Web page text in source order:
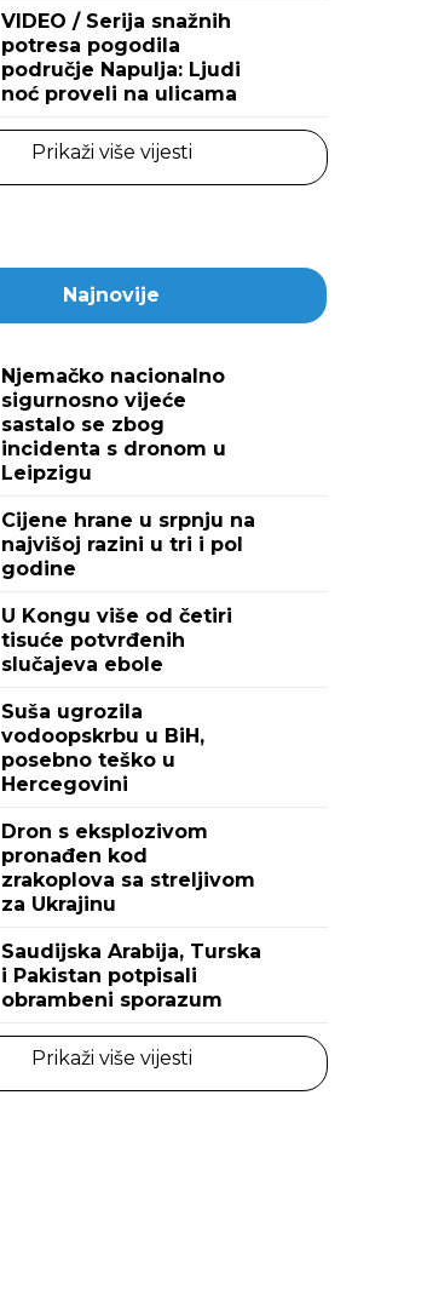
VIDEO / Serija snažnih
potresa pogodila
područje Napulja: Ljudi
noć proveli na ulicama
Prikaži više vijesti
Najnovije
Njemačko nacionalno
sigurnosno vijeće
sastalo se zbog
incidenta s dronom u
Leipzigu
Cijene hrane u srpnju na
najvišoj razini u tri i pol
godine
U Kongu više od četiri
tisuće potvrđenih
slučajeva ebole
Suša ugrozila
vodoopskrbu u BiH,
posebno teško u
Hercegovini
Dron s eksplozivom
pronađen kod
zrakoplova sa streljivom
za Ukrajinu
Saudijska Arabija, Turska
i Pakistan potpisali
obrambeni sporazum
Prikaži više vijesti